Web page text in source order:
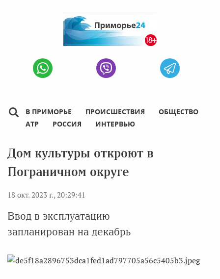
В ПРИМОРЬЕ ПРОИСШЕСТВИЯ
ОБЩЕСТВО
АТР
РОССИЯ ИНТЕРВЬЮ
Дом культуры откроют в
Пограничном округе
18 окт. 2023 г., 20:29:41
Ввод в эксплуатацию
запланирован на декабрь